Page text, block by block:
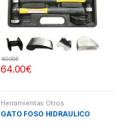
64.00€
80.00€
Herramientas Otros
GATO FOSO HIDRÁULICO